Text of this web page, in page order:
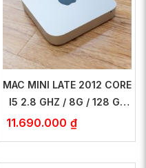
MAC MINI LATE 2012 CORE
I5 2.8 GHZ / 8G / 128 GB
SSD + 1TB HDD – NEW
11.690.000 ₫